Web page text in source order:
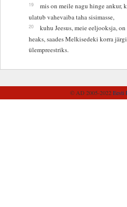
19
mis on meile nagu hinge ankur,
ulatub vahevaiba taha sisimasse,
20
kuhu Jeesus, meie eeljooksja,
heaks, saades Melkisedeki korra
ülempreestriks.
© AD 2005-2022Eesti